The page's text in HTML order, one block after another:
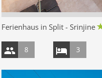
Ferienhaus in Split - Srinjine
8 3